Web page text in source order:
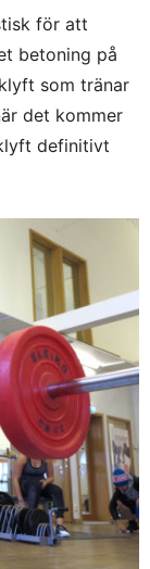
för att
betoning på
som tränar
det kommer
definitivt